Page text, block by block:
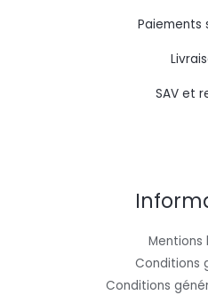
Paiements
SAV et
Mentions
Conditions
Conditions